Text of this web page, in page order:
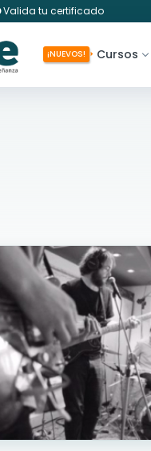
Valida tu certificado
¡NUEVOS! Cursos